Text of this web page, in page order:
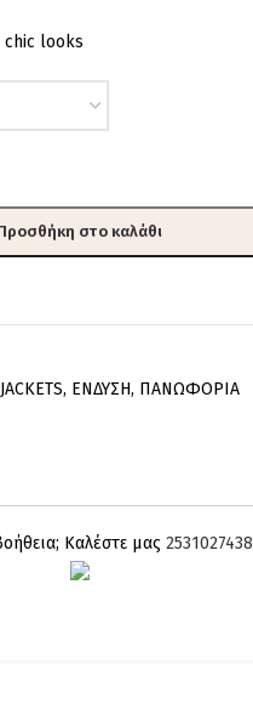
chic looks
στο καλάθι
JACKETS, ΕΝΔΥΣΗ, ΠΑΝΩΦΟΡΙΑ
Καλέστε μας 2531027438